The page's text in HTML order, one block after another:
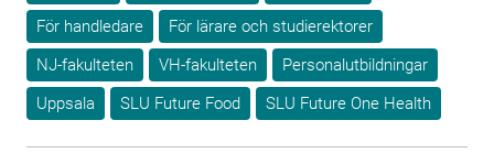
För handledare
För lärare och studierektorer
NJ-fakulteten
VH-fakulteten
Personalutbildningar
Uppsala
SLU Future Food SLU Future One Health